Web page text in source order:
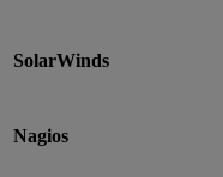
SolarWinds
Nagios